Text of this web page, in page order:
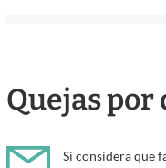
Quejas
Si considera que